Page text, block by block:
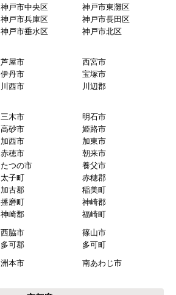
大阪市旭区
大阪市城東区
大阪市住吉区
大阪市東住吉区
大阪市淀川区
大阪市鶴見区
豊中市
池田市
吹田市
高槻市
枚方市
交野市
門真市
四條畷市
八尾市
守口市
大東市
堺市堺区
堺市中区
堺市西区
堺市南区
堺市美原区
泉大津市
和泉市
岸和田市
貝塚市
泉南市
阪南市
松原市 藤井寺市